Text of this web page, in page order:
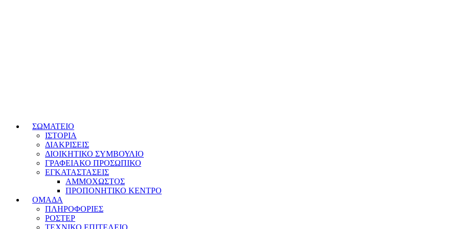
ΣΩΜΑΤΕΙΟ
ΙΣΤΟΡΙΑ
ΔΙΑΚΡΙΣΕΙΣ
ΔΙΟΙΚΗΤΙΚΟ ΣΥΜΒΟΥΛΙΟ
ΓΡΑΦΕΙΑΚΟ ΠΡΟΣΩΠΙΚΟ
ΕΓΚΑΤΑΣΤΑΣΕΙΣ
ΑΜΜΟΧΩΣΤΟΣ
ΠΡΟΠΟΝΗΤΙΚΟ ΚΕΝΤΡΟ
ΟΜΑΔΑ
ΠΛΗΡΟΦΟΡΙΕΣ
ΡΟΣΤΕΡ
ΤΕΧΝΙΚΟ ΕΠΙΤΕΛΕΙΟ